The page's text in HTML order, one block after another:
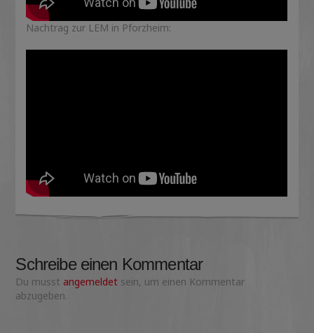
Nachtrag zur LEM in Pforzheim:
Schreibe einen Kommentar
Du musst angemeldet sein, um einen Kommentar
abzugeben.